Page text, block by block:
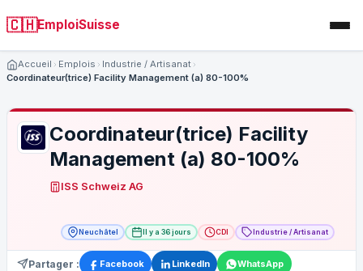
🇨🇭EmploiSuisse
Accueil Emplois
Industrie / Artisanat
Coordinateur(trice) Facility Management (a) 80-100%
Coordinateur(trice) Facility
Management (a) 80-100%
ISS Schweiz AG
Neuchâtel Il y a 36 jours CDI Industrie / Artisanat
Partager : Facebook LinkedIn WhatsApp